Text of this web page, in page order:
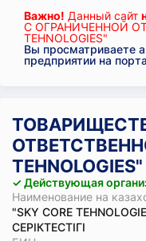
Важно! Данный сайт
С ОГРАНИЧЕННОЙ
TEHNOLOGIES"
Вы просматриваете
предприятии на
TEHNOLOGIES"
✓ Действующая
Наименование на
"SKY CORE
СЕРІКТЕСТІГІ